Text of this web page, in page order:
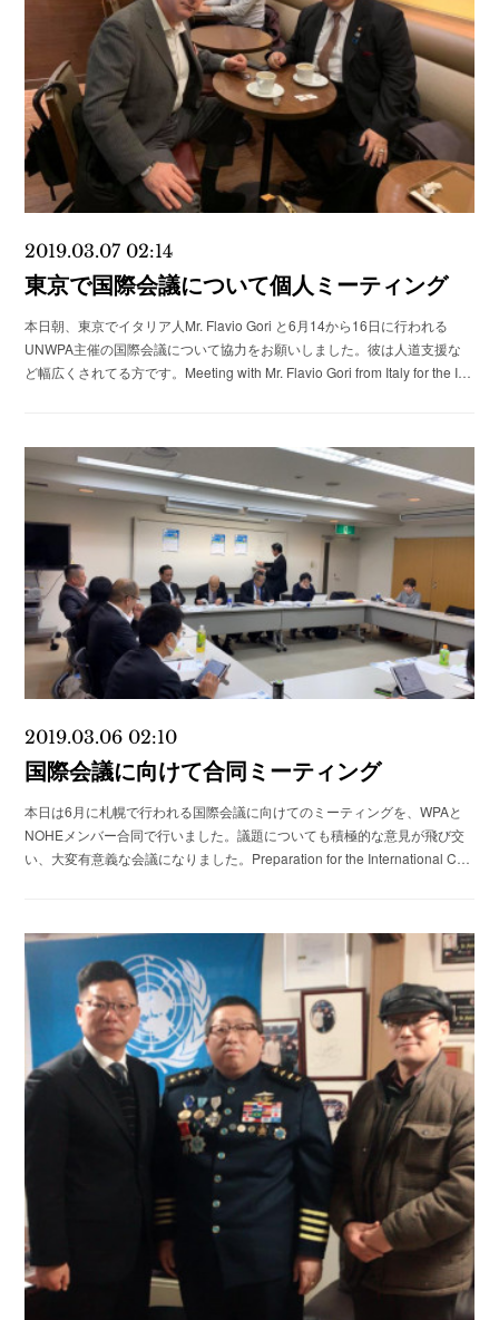
2019.03.07 02:14
東京で国際会議について個人ミーティング
本日朝、東京でイタリア人Mr. Flavio Gori と6月14から16日に行われる
UNWPA主催の国際会議について協力をお願いしました。彼は人道支援な
ど幅広くされてる方です。Meeting with Mr. Flavio Gori from Italy for the I…
2019.03.06 02:10
国際会議に向けて合同ミーティング
本日は6月に札幌で行われる国際会議に向けてのミーティングを、WPAと
NOHEメンバー合同で行いました。議題についても積極的な意見が飛び交
い、大変有意義な会議になりました。Preparation for the International C…